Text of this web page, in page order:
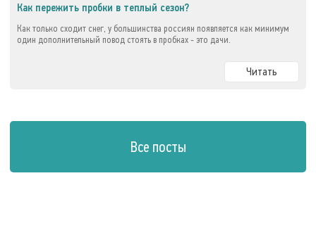
Как пережить пробки в теплый сезон?
Как только сходит снег, у большинства россиян появляется как минимум
один дополнительный повод стоять в пробках - это дачи.
Читать
Все посты